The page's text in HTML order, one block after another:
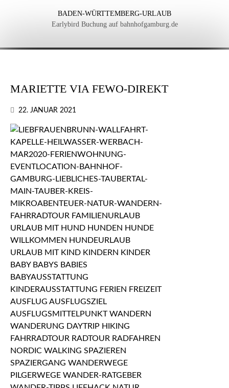
BADEN-WÜRTTEMBERG-URLAUB
Earlybird Buchung auf bahnhofgamburg.de
MARIETTE VIA FEWO-DIREKT
22. JANUAR 2021